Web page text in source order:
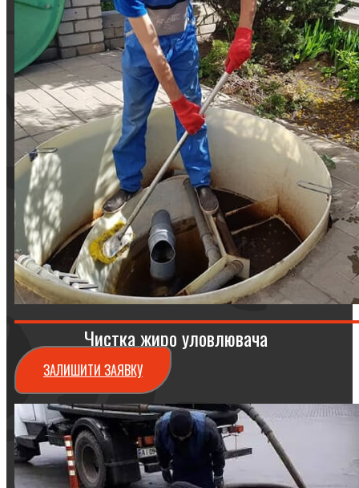
Чистка жиро уловлювача
ЗАЛИШИТИ ЗАЯВКУ